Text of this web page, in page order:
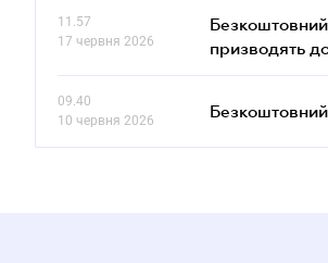
11.57
17 червня 2026
призводять
09.40
10 червня 2026